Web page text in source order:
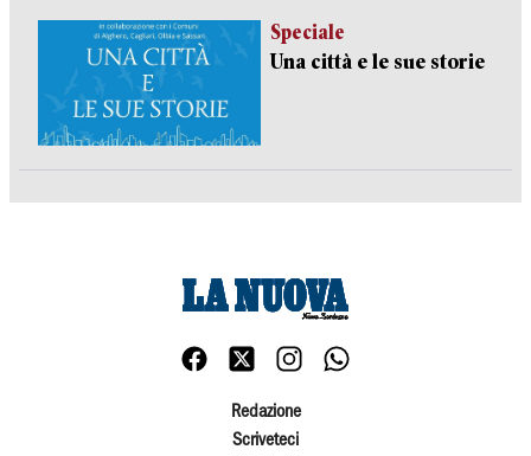
Speciale
Una città e le sue storie
Redazione
Scriveteci